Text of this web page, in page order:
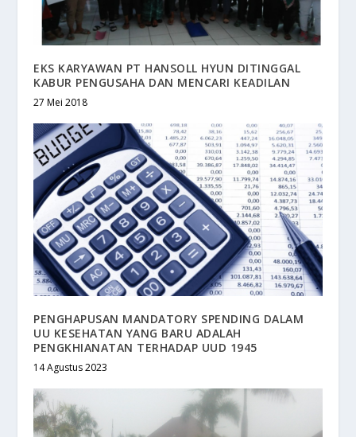
EKS KARYAWAN PT HANSOLL HYUN DITINGGAL
KABUR PENGUSAHA DAN MENCARI KEADILAN
27 Mei 2018
PENGHAPUSAN MANDATORY SPENDING DALAM
UU KESEHATAN YANG BARU ADALAH
PENGKHIANATAN TERHADAP UUD 1945
14 Agustus 2023